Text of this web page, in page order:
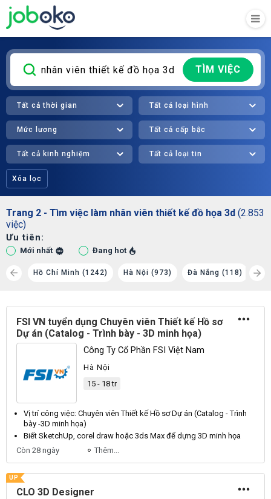
TÌM VIỆC
Tất cả thời gian Tất cả loại hình
Mức lương Tất cả cấp bậc
Tất cả kinh nghiệm Tất cả loại tin
Xóa lọc
Trang 2 - Tìm việc làm nhân viên thiết kế đồ họa 3d (2.853
việc)
Ưu tiên:
Mới nhất Đang hot
(88) Hồ Chí Minh (1242) Hà Nội (973) Đà Nẵng (118)
FSI VN tuyển dụng Chuyên viên Thiết kế Hồ sơ
Dự án (Catalog - Trình bày - 3D minh họa)
Công Ty Cổ Phần FSI Việt Nam
Hà Nội
15 - 18 tr
Vị trí công việc: Chuyên viên Thiết kế Hồ sơ Dự án (Catalog - Trình
bày -3D minh họa)
Biết SketchUp, corel draw hoặc 3ds Max để dựng 3D minh họa
Còn 28 ngày
Thêm...
UP
CLO 3D Designer